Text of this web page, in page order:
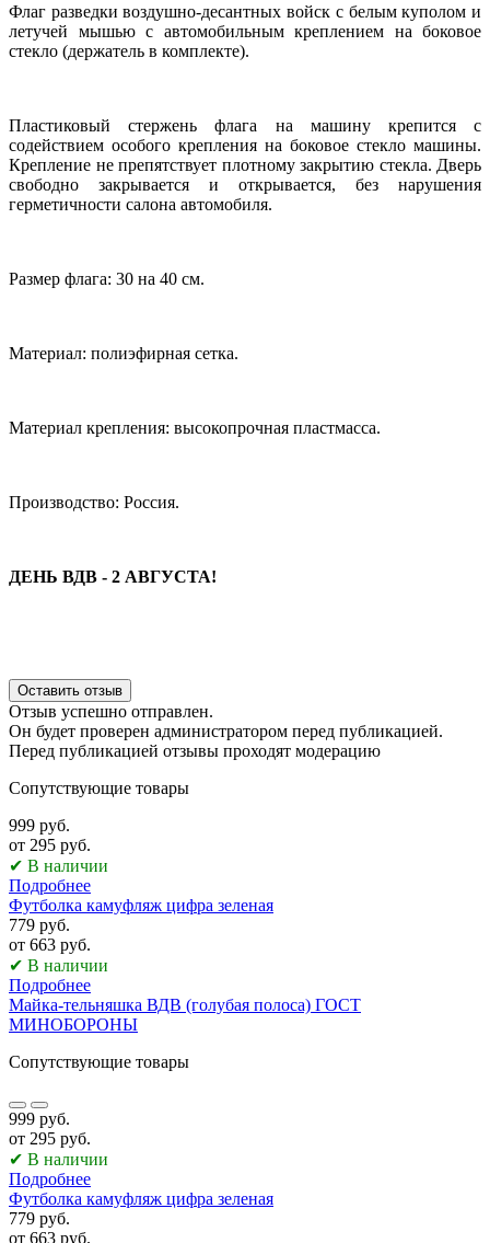
Флаг разведки воздушно-десантных войск с белым куполом и
летучей мышью с автомобильным креплением на боковое
стекло (держатель в комплекте).
Пластиковый стержень флага на машину крепится с
содействием особого крепления на боковое стекло машины.
Крепление не препятствует плотному закрытию стекла. Дверь
свободно закрывается и открывается, без нарушения
герметичности салона автомобиля.
Размер флага: 30 на 40 см.
Материал: полиэфирная сетка.
Материал крепления: высокопрочная пластмасса.
Производство: Россия.
ДЕНЬ ВДВ - 2 АВГУСТА!
Оставить отзыв
Отзыв успешно отправлен.
Он будет проверен администратором перед публикацией.
Перед публикацией отзывы проходят модерацию
Сопутствующие товары
999 руб.
от 295 руб.
✔ В наличии
Подробнее
Футболка камуфляж цифра зеленая
779 руб.
от 663 руб.
✔ В наличии
Подробнее
Майка-тельняшка ВДВ (голубая полоса) ГОСТ
МИНОБОРОНЫ
Сопутствующие товары
999 руб.
от 295 руб.
✔ В наличии
Подробнее
Футболка камуфляж цифра зеленая
779 руб.
от 663 руб.